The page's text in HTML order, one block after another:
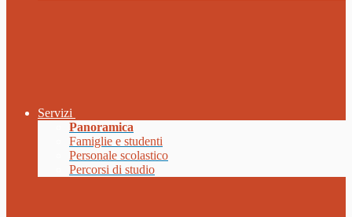
Servizi
Panoramica
Famiglie e studenti
Personale scolastico
Percorsi di studio